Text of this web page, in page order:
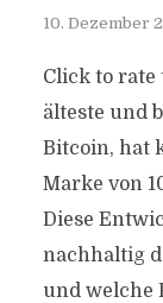
10. Dezember
Click to rate
älteste und
Bitcoin, hat
Marke von
Diese
nachhaltig
und welche